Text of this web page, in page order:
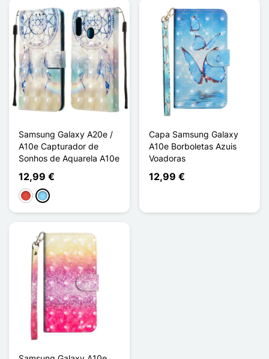
Samsung Galaxy A20e /
A10e Capturador de
Sonhos de Aquarela A10e
12,99 €
VermelhoAzul Claro
Capa Samsung Galaxy
A10e Borboletas Azuis
Voadoras
12,99 €